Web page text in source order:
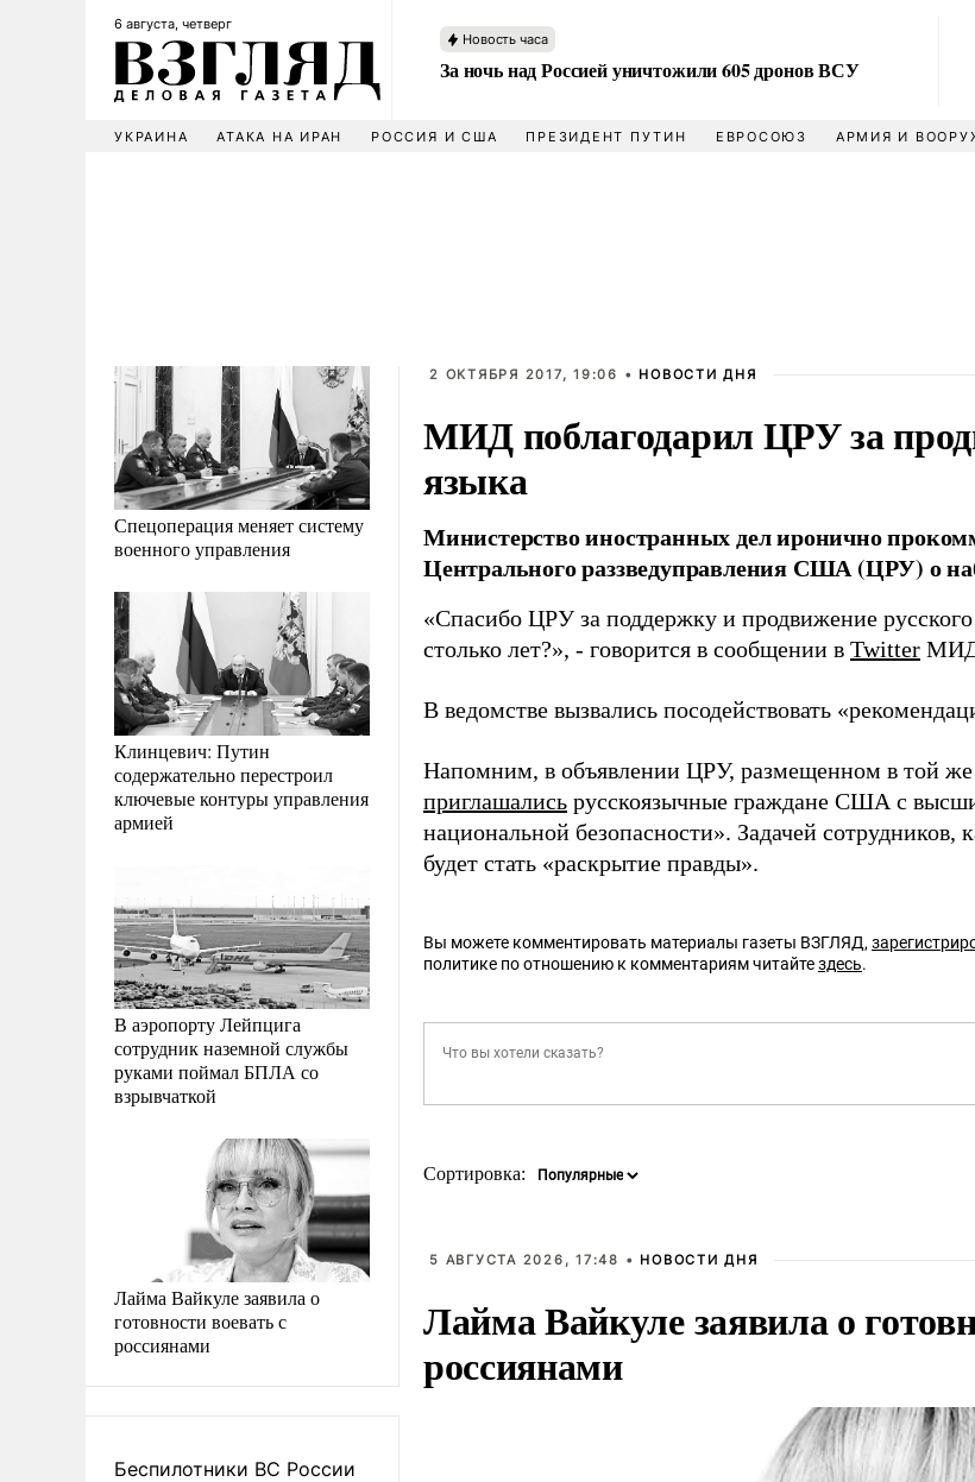
6 августа, четверг
Новость часа
За ночь над Россией уничтожили 605 дронов ВСУ
УКРАИНА АТАКА НА ИРАН РОССИЯ И США ПРЕЗИДЕНТ ПУТИН ЕВРОСОЮЗ АРМИЯ И
Спецоперация меняет систему
военного управления
Клинцевич: Путин
содержательно перестроил
ключевые контуры управления
армией
В аэропорту Лейпцига
сотрудник наземной службы
руками поймал БПЛА со
взрывчаткой
Лайма Вайкуле заявила о
готовности воевать с
россиянами
Беспилотники ВС России
2 ОКТЯБРЯ 2017, 19:06 • НОВОСТИ ДНЯ
МИД поблагодарил ЦРУ за
языка
Министерство иностранных дел иронично
Центрального раззведуправления США (ЦРУ) о
«Спасибо ЦРУ за поддержку и продвижение
столько лет?», - говорится в сообщении в Twitter
В ведомстве вызвались посодействовать
Напомним, в объявлении ЦРУ, размещенном в той же
приглашались русскоязычные граждане США с
национальной безопасности». Задачей сотрудников,
будет стать «раскрытие правды».
Вы можете комментировать материалы газеты ВЗГЛЯД,
политике по отношению к комментариям читайтездесь.
Сортировка:
5 АВГУСТА 2026, 17:48 • НОВОСТИ ДНЯ
Лайма Вайкуле заявила о
россиянами